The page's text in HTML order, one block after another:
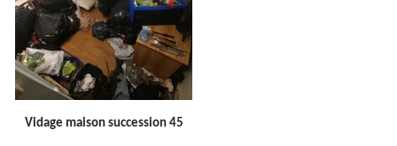
Vidage maison succession 45